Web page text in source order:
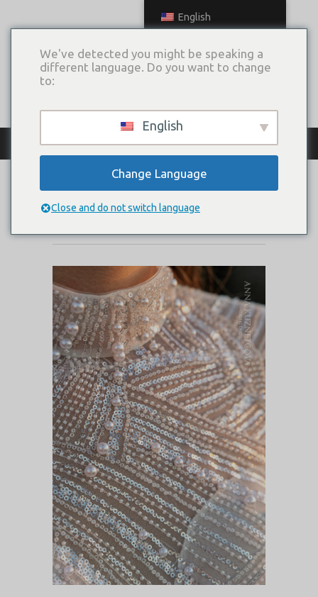
КАТАЛОГ ПЛАТЬЕВ
NIM
English
We've detected you might be speaking a
different language. Do you want to change
to:
English
Change Language
Close and do not switch language